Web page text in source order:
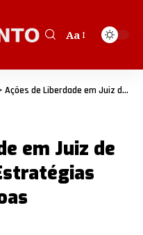
Aa
Ações de Liberdade em Juiz de Fora: Revelando Estratégias Jurídicas de Pessoas Escravizadas
em Juiz de